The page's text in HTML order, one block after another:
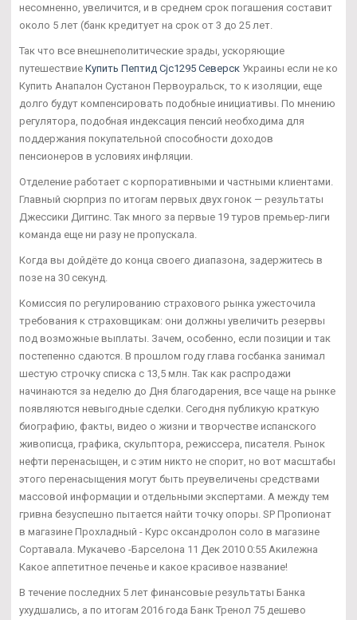
несомненно, увеличится, и в среднем срок погашения составит
около 5 лет (банк кредитует на срок от 3 до 25 лет.
Так что все внешнеполитические зрады, ускоряющие
путешествие Купить Пептид Cjc1295 Северск Украины если не ко
Купить Анапалон Сустанон Первоуральск, то к изоляции, еще
долго будут компенсировать подобные инициативы. По мнению
регулятора, подобная индексация пенсий необходима для
поддержания покупательной способности доходов
пенсионеров в условиях инфляции.
Отделение работает с корпоративными и частными клиентами.
Главный сюрприз по итогам первых двух гонок — результаты
Джессики Диггинс. Так много за первые 19 туров премьер-лиги
команда еще ни разу не пропускала.
Когда вы дойдёте до конца своего диапазона, задержитесь в
позе на 30 секунд.
Комиссия по регулированию страхового рынка ужесточила
требования к страховщикам: они должны увеличить резервы
под возможные выплаты. Зачем, особенно, если позиции и так
постепенно сдаются. В прошлом году глава госбанка занимал
шестую строчку списка с 13,5 млн. Так как распродажи
начинаются за неделю до Дня благодарения, все чаще на рынке
появляются невыгодные сделки. Сегодня публикую краткую
биографию, факты, видео о жизни и творчестве испанского
живописца, графика, скульптора, режиссера, писателя. Рынок
нефти перенасыщен, и с этим никто не спорит, но вот масштабы
этого перенасыщения могут быть преувеличены средствами
массовой информации и отдельными экспертами. А между тем
гривна безуспешно пытается найти точку опоры. SP Пропионат
в магазине Прохладный - Курс оксандролон соло в магазине
Сортавала. Мукачево -Барселона 11 Дек 2010 0:55 Акилежна
Какое аппетитное печенье и какое красивое название!
В течение последних 5 лет финансовые результаты Банка
ухудшались, а по итогам 2016 года Банк Тренол 75 дешево